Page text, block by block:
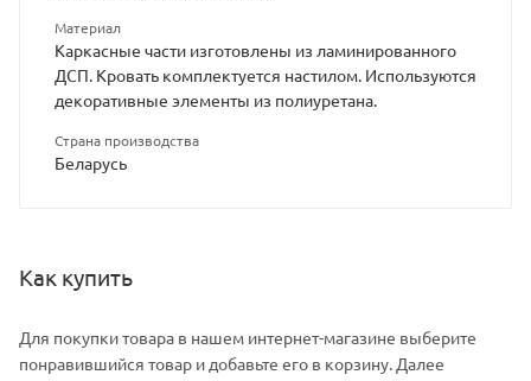
Материал
Каркасные части изготовлены из ламинированного
ДСП. Кровать комплектуется настилом. Используются
декоративные элементы из полиуретана.
Страна производства
Беларусь
Как купить
Для покупки товара в нашем интернет-магазине выберите
понравившийся товар и добавьте его в корзину. Далее